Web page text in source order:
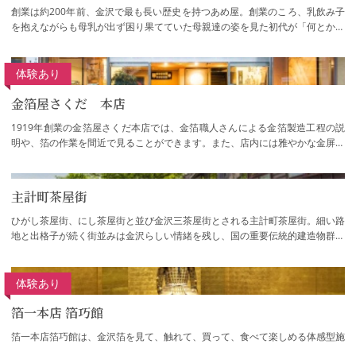
創業は約200年前、金沢で最も長い歴史を持つあめ屋。創業のころ、乳飲み子
を抱えながらも母乳が出ず困り果てていた母親達の姿を見た初代が「何とか母
金箔屋さくだ 本店
体験あり
1919年創業の金箔屋さくだ本店では、金箔職人さんによる金箔製造工程の説
明や、箔の作業を間近で見ることができます。また、店内には雅やかな金屏風
主計町茶屋街
ひがし茶屋街、にし茶屋街と並び金沢三茶屋街とされる主計町茶屋街。細い路
地と出格子が続く街並みは金沢らしい情緒を残し、国の重要伝統的建造物群保
箔一本店 箔巧館
体験あり
箔一本店箔巧館は、金沢箔を見て、触れて、買って、食べて楽しめる体感型施